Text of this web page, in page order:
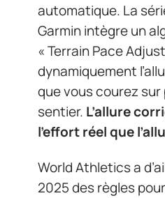
automatique. La
Garmin intègre un
« Terrain Pace
dynamiquement
que vous courez
sentier. L’allure
l’effort réel que
World Athletics a
2025 des règles